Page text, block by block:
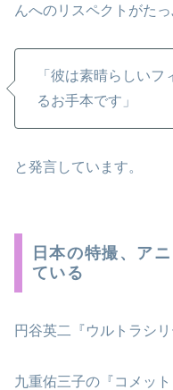
んへのリスペクトがた
「彼は素晴らしい
るお手本です」
と発言しています。
日本の特撮、ア
ている
円谷英二『ウルトラシリ
九重佑三子の『コメット